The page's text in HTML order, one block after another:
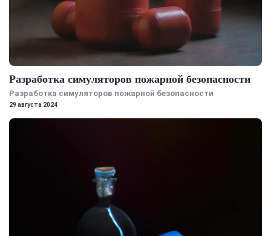
Разработка симуляторов пожарной безопасности
Разработка симуляторов пожарной безопасности
29 августа 2024